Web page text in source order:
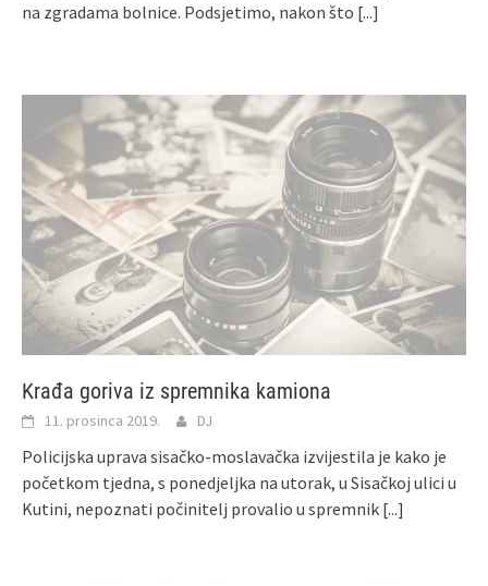
na zgradama bolnice. Podsjetimo, nakon što [...]
Krađa goriva iz spremnika kamiona
11. prosinca 2019. DJ
Policijska uprava sisačko-moslavačka izvijestila je kako je
početkom tjedna, s ponedjeljka na utorak, u Sisačkoj ulici u
Kutini, nepoznati počinitelj provalio u spremnik [...]